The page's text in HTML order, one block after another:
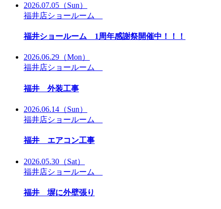
2026.07.05 （Sun）
福井店ショールーム
福井ショールーム 1周年感謝祭開催中！！！
2026.06.29 （Mon）
福井店ショールーム
福井 外装工事
2026.06.14 （Sun）
福井店ショールーム
福井 エアコン工事
2026.05.30 （Sat）
福井店ショールーム
福井 塀に外壁張り